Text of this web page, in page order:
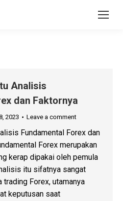
Analisis
dan Faktornya
2023 Leave a comment
Fundamental Forex dan
Forex merupakan
kerap dipakai oleh pemula
itu sifatnya sangat
Forex, utamanya
keputusan saat